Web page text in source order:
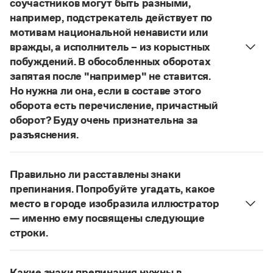
Словари русского языка как государственного
Справочники
Правила русской орфографии и пунктуации
Русский язык. Краткий теоретический курс
для школьников
Письмовник
Справочник по пунктуации
Азбучные истины
Словарь-справочник непростые слова
Все справочники портала
Новости и события
Управление в русском языке
Словарь русских имён
Словарь методических терминов
Правила русской орфографии и пунктуации
(1956)
соучастников могут быть разными,
например, подстрекатель действует по
мотивам национальной ненависти или
вражды, а исполнитель – из корыстных
побуждений. В обособленных оборотах
запятая после "например" не ставится.
Но нужна ли она, если в составе этого
оборота есть перечисление, причастный
оборот? Буду очень признательна за
разъяснения.
В § 94«Правил русской орфографии и пунктуации»
слова и сочетания слов, стоящие на границе
частей сложного предложения и относящиеся к
следующему за ними предложению,
не отделяются от него запятой:Послышался
резкий стук, должно быть сорвалась ставня
По этому правилу запятая посленапример
не нужна:Мотивы совершения преступления у
Правильно ли расставлены знаки
препинания. Попробуйте угадать, какое
место в городе изобразила иллюстратор
— именно ему посвящены следующие
строки.
Нужно закрыть запятой придаточную часть: